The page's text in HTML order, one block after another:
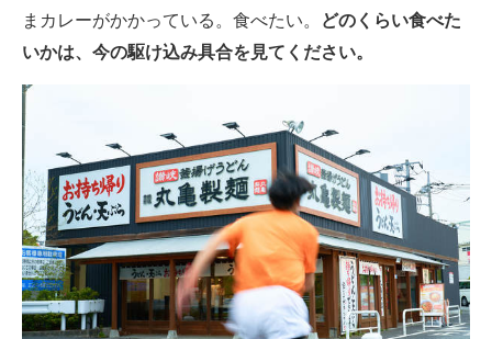
まカレーがかかっている。食べたい。
どのくらい食べた
いかは、今の駆け込み具合を見てください。